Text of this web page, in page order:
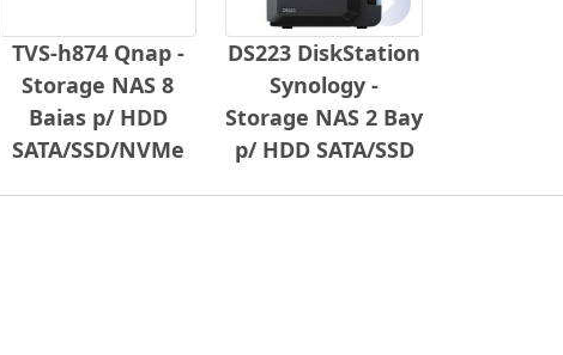
TVS-h874 Qnap -
Storage NAS 8
Baias p/ HDD
SATA/SSD/NVMe
DS223 DiskStation
Synology -
Storage NAS 2 Bay
p/ HDD SATA/SSD
Próximo